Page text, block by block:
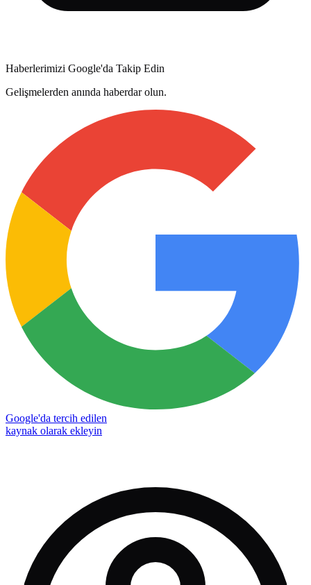
Haberlerimizi Google'da Takip Edin
Gelişmelerden anında haberdar olun.
Google'da tercih edilen
kaynak olarak ekleyin